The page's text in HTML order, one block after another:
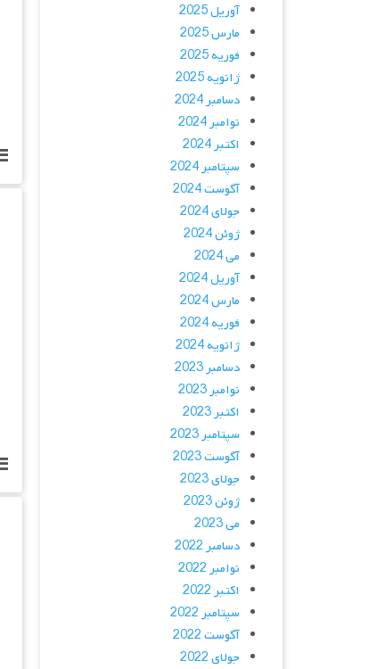
آوریل 2025
مارس 2025
فوریه 2025
ژانویه 2025
دسامبر 2024
نوامبر 2024
اکتبر 2024
سپتامبر 2024
آگوست 2024
جولای 2024
ژوئن 2024
می 2024
آوریل 2024
مارس 2024
فوریه 2024
ژانویه 2024
دسامبر 2023
نوامبر 2023
اکتبر 2023
سپتامبر 2023
آگوست 2023
جولای 2023
ژوئن 2023
می 2023
دسامبر 2022
نوامبر 2022
اکتبر 2022
سپتامبر 2022
آگوست 2022
جولای 2022